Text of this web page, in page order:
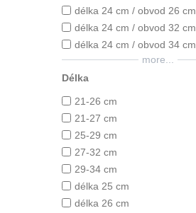
délka 24 cm / obvod 26 cm
délka 24 cm / obvod 32 cm
délka 24 cm / obvod 34 cm
more...
Délka
21-26 cm
21-27 cm
25-29 cm
27-32 cm
29-34 cm
délka 25 cm
délka 26 cm